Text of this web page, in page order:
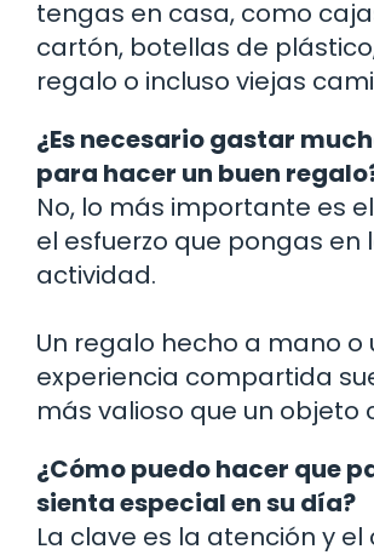
tengas en casa, como
cartón, botellas de
regalo o incluso viejas
¿Es necesario gastar
para hacer un buen
No, lo más importante es
el esfuerzo que pongas en
actividad.
Un regalo hecho a mano o
experiencia compartida
más valioso que un objeto
¿Cómo puedo hacer que
sienta especial en su día?
La clave es la atención y el